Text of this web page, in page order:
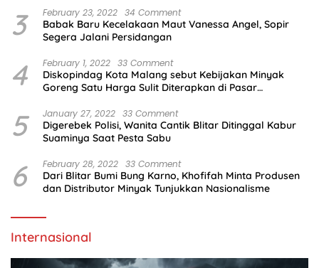
3 February 23, 2022 34 Comment
Babak Baru Kecelakaan Maut Vanessa Angel, Sopir
Segera Jalani Persidangan
4 February 1, 2022 33 Comment
Diskopindag Kota Malang sebut Kebijakan Minyak
Goreng Satu Harga Sulit Diterapkan di Pasar
5 January 27, 2022 33 Comment
Digerebek Polisi, Wanita Cantik Blitar Ditinggal Kabur
Suaminya Saat Pesta Sabu
6 February 28, 2022 33 Comment
Dari Blitar Bumi Bung Karno, Khofifah Minta Produsen
dan Distributor Minyak Tunjukkan Nasionalisme
Internasional